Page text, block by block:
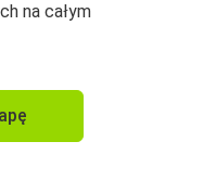
na całym